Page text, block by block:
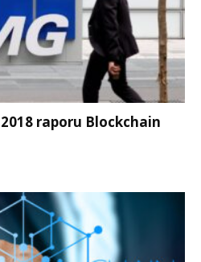
raporu Blockchain